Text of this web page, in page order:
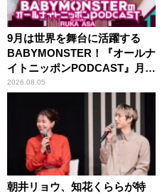
9月は世界を舞台に活躍する
BABYMONSTER！『オールナ
イトニッポンPODCAST』月替
わりパーソナリティ
2026.08.05
朝井リョウ、知花くららが特